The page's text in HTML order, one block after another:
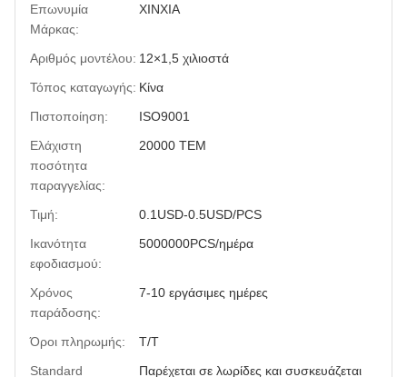
Επωνυμία
Μάρκας:
XINXIA
Αριθμός μοντέλου: 12×1,5 χιλιοστά
Τόπος καταγωγής: Κίνα
Πιστοποίηση:
ISO9001
Ελάχιστη
ποσότητα
παραγγελίας:
20000 ΤΕΜ
Τιμή:
0.1USD-0.5USD/PCS
Ικανότητα
εφοδιασμού:
5000000PCS/ημέρα
Χρόνος
παράδοσης:
7-10 εργάσιμες ημέρες
Όροι πληρωμής:
T/T
Standard
Παρέχεται σε λωρίδες και συσκευάζεται